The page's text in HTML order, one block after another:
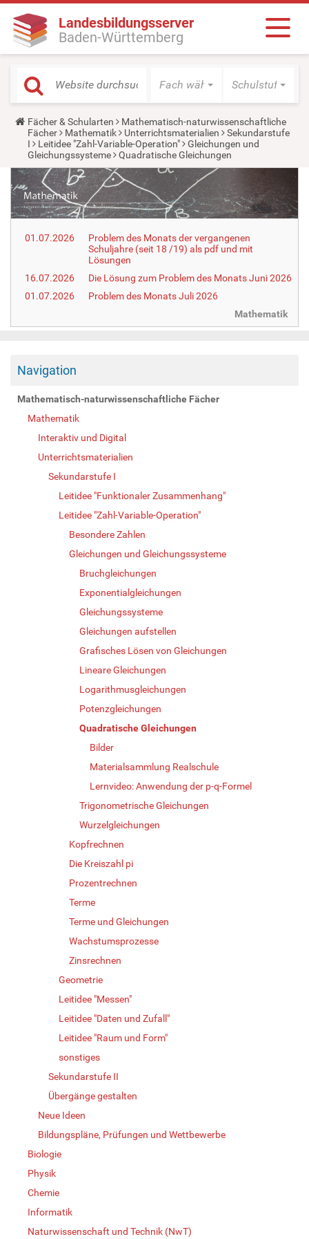
Landesbildungsserver
Baden-Württemberg
Fach wählen Schulstufe
Y
o
u
a
r
e
h
e
r
e
Fächer & Schularten
Mathematisch-naturwissenschaftliche
Fächer
Mathematik Unterrichtsmaterialien
Sekundarstufe
I
Leitidee "Zahl-Variable-Operation"
Gleichungen und
Gleichungssysteme
Quadratische Gleichungen
01.07.2026
Problem des Monats der vergangenen
Schuljahre (seit 18 /19) als pdf und mit
Lösungen
16.07.2026
Die Lösung zum Problem des Monats Juni 2026
01.07.2026
Problem des Monats Juli 2026
Mathematik
Navigation
Mathematisch-naturwissenschaftliche Fächer
Mathematik
Interaktiv und Digital
Unterrichtsmaterialien
Sekundarstufe I
Leitidee "Funktionaler Zusammenhang"
Leitidee "Zahl-Variable-Operation"
Besondere Zahlen
Gleichungen und Gleichungssysteme
Bruchgleichungen
Exponentialgleichungen
Gleichungssysteme
Gleichungen aufstellen
Grafisches Lösen von Gleichungen
Lineare Gleichungen
Logarithmusgleichungen
Potenzgleichungen
Quadratische Gleichungen
Bilder
Materialsammlung Realschule
Lernvideo: Anwendung der p-q-Formel
Trigonometrische Gleichungen
Wurzelgleichungen
Kopfrechnen
Die Kreiszahl pi
Prozentrechnen
Terme
Terme und Gleichungen
Wachstumsprozesse
Zinsrechnen
Geometrie
Leitidee "Messen"
Leitidee "Daten und Zufall"
Leitidee "Raum und Form"
sonstiges
Sekundarstufe II
Übergänge gestalten
Neue Ideen
Bildungspläne, Prüfungen und Wettbewerbe
Biologie
Physik
Chemie
Informatik
Naturwissenschaft und Technik (NwT)